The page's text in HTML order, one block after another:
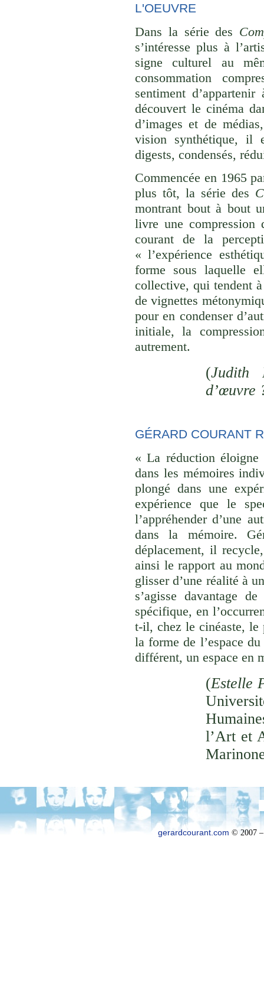
L'OEUVRE
Dans la série des
s’intéresse plus à
signe culturel au
consommation
sentiment
découvert le cinéma
d’images et de
vision synthétique, il
digests, condensés,
Commencée en 1965
plus tôt, la série des
montrant bout à bout
livre une compression
courant de la
« l’expérience
forme sous laquelle
collective, qui tendent
de vignettes
pour en condenser
initiale, la
autrement.
(Judith
d’œuvre
GÉRARD COURANT
« La réduction
dans les mémoires
plongé dans une
expérience que le
l’appréhender d’une
dans la mémoire.
déplacement, il
ainsi le rapport au
glisser d’une réalité à
s’agisse davantage
spécifique, en
t-il, chez le cinéaste, le
la forme de l’espace
différent, un espace en
(Estelle
l’Art et
gerardcourant.com © 2007